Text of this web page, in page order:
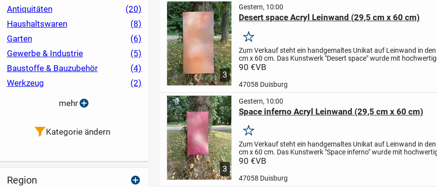
3
Gestern, 10:00
Desert space Acryl Leinwand (29,5 cm x 60 cm)
Merken
Zum Verkauf steht ein handgemaltes Unikat auf Leinwand in
cm x 60 cm. Das Kunstwerk "Desert space" wurde mit
gestaltet und mit mattem Klarlack versiegelt, sodass...
90 €VB
47058 Duisburg
3
Gestern, 10:00
Space inferno Acryl Leinwand (29,5 cm x 60 cm)
Merken
Zum Verkauf steht ein handgemaltes Unikat auf Leinwand in
cm x 60 cm. Das Kunstwerk "Space inferno" wurde mit
gestaltet und mit mattem Klarlack versiegelt,...
90 €VB
47058 Duisburg
Antiquitäten
(20)
Haushaltswaren
(8)
Garten
(6)
Gewerbe & Industrie
(5)
Baustoffe & Bauzubehör
(4)
Werkzeug
(2)
mehr
Kategorie ändern
Region